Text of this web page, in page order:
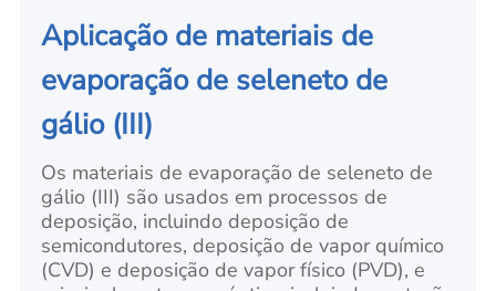
Aplicação de materiais de
evaporação de seleneto de
gálio (III)
Os materiais de evaporação de seleneto de
gálio (III) são usados em processos de
deposição, incluindo deposição de
semicondutores, deposição de vapor químico
(CVD) e deposição de vapor físico (PVD), e